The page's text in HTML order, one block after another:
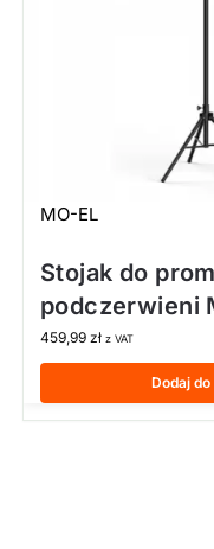
MO-EL
Stojak do
podczerwieni
459,99 zł z VAT
Dodaj